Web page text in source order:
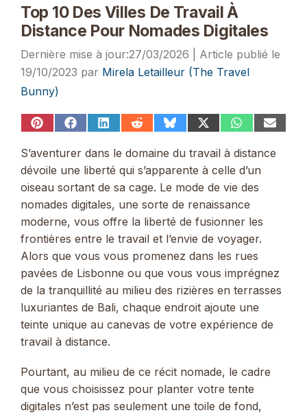
Top 10 Des Villes De Travail À
Distance Pour Nomades Digitales
27/03/2026
19/10/2023 par Mirela Letailleur (The Travel
Bunny)
Share
Pinterest
Share
Facebook
Share
LinkedIn
Share
Reddit
Share
Bluesky
Share
(Twitter)
Share
WhatsApp
Share
S’aventurer dans le domaine du travail à distance
dévoile une liberté qui s’apparente à celle d’un
oiseau sortant de sa cage. Le mode de vie des
nomades digitales, une sorte de renaissance
moderne, vous offre la liberté de fusionner les
frontières entre le travail et l’envie de voyager.
Alors que vous vous promenez dans les rues
pavées de Lisbonne ou que vous vous imprégnez
de la tranquillité au milieu des rizières en terrasses
luxuriantes de Bali, chaque endroit ajoute une
teinte unique au canevas de votre expérience de
travail à distance.
Pourtant, au milieu de ce récit nomade, le cadre
que vous choisissez pour planter votre tente
digitales n’est pas seulement une toile de fond,